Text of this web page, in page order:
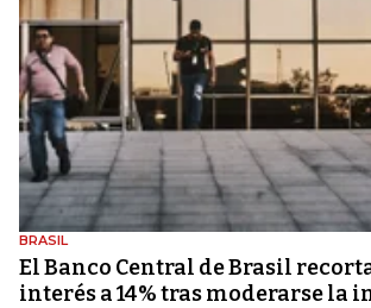
BRASIL
El Banco Central de Brasil
interés a 14% tras moderarse la